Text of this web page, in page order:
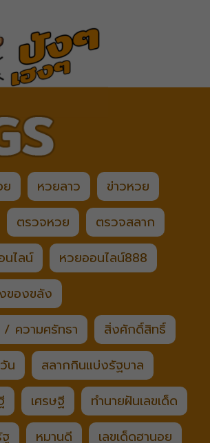
หวยลาว
ข่าวหวย
ตรวจหวย
ตรวจสลาก
นไลน์
หวยออนไลน์888
ของขลัง
/ ความศรัทธา
สิ่งศักดิ์สิทธิ์
น
สลากกินแบ่งรัฐบาล
เศรษฐี
ทำนายฝันเลขเด็ด
หมานดี
เลขเด็ดฮานอย